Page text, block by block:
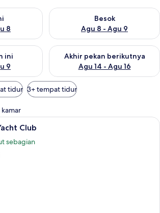
8
untuk malam ini Agu 7 - Agu 8
Besok
Agu 8 - Agu 9
Periksa ketersediaan untuk
ini
9
untuk akhir pekan ini Agu 7 - Agu 9
Akhir pekan berikutnya
Agu 14 - Agu 16
Periksa ketersediaan untuk
tidur 3+ tempat tidur
Club
sebagian